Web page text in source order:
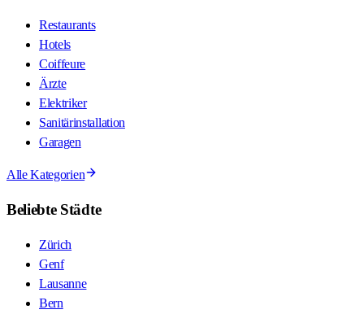
Restaurants
Hotels
Coiffeure
Ärzte
Elektriker
Sanitärinstallation
Garagen
Alle Kategorien
Beliebte Städte
Zürich
Genf
Lausanne
Bern